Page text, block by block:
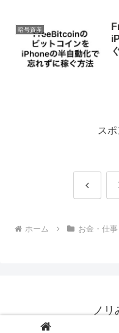
暗号資産
ス
前
ホーム お金・仕事
ノリ
Copyright © 2018-2026